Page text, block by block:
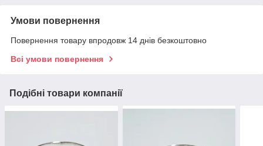
Умови повернення
Повернення товару впродовж 14 днів безкоштовно
Всі умови повернення
Подібні товари компанії